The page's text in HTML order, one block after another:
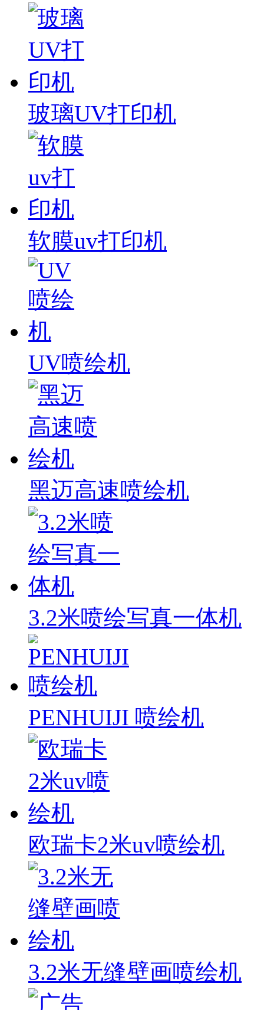
玻璃UV打印机
软膜uv打印机
UV喷绘机
黑迈高速喷绘机
3.2米喷绘写真一体机
PENHUIJI 喷绘机
欧瑞卡2米uv喷绘机
3.2米无缝壁画喷绘机